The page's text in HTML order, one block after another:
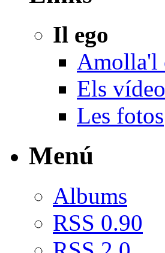
Il ego
Amolla'l
Els
Les fotos
Menú
Albums
RSS 0.90